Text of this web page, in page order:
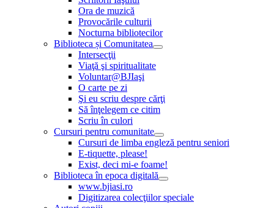
Ora de muzică
Provocările culturii
Nocturna bibliotecilor
Biblioteca și Comunitatea
Intersecţii
Viaţă şi spiritualitate
Voluntar@BJIaşi
O carte pe zi
Şi eu scriu despre cărţi
Să înţelegem ce citim
Scriu în culori
Cursuri pentru comunitate
Cursuri de limba engleză pentru seniori
E-tiquette, please!
Exist, deci mi-e foame!
Biblioteca în epoca digitală
www.bjiasi.ro
Digitizarea colecţiilor speciale